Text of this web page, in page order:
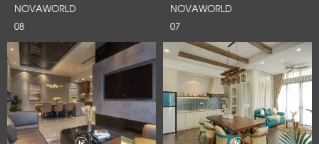
NOVAWORLD
08
NOVAWORLD
07
Cảm ơn quý khách đã để lại thông tin.
Chúng tôi sẽ liên hệ lại trong thời gian sớm nhất